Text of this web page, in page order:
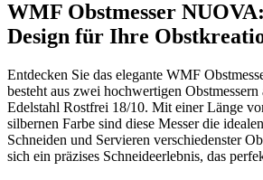
WMF Obstmesser
Design für Ihre
Entdecken Sie das elegante WMF
besteht aus zwei hochwertigen
Edelstahl Rostfrei 18/10. Mit einer Länge
silbernen Farbe sind diese Messer die
Schneiden und Servieren verschiedenster
sich ein präzises Schneideerlebnis, das